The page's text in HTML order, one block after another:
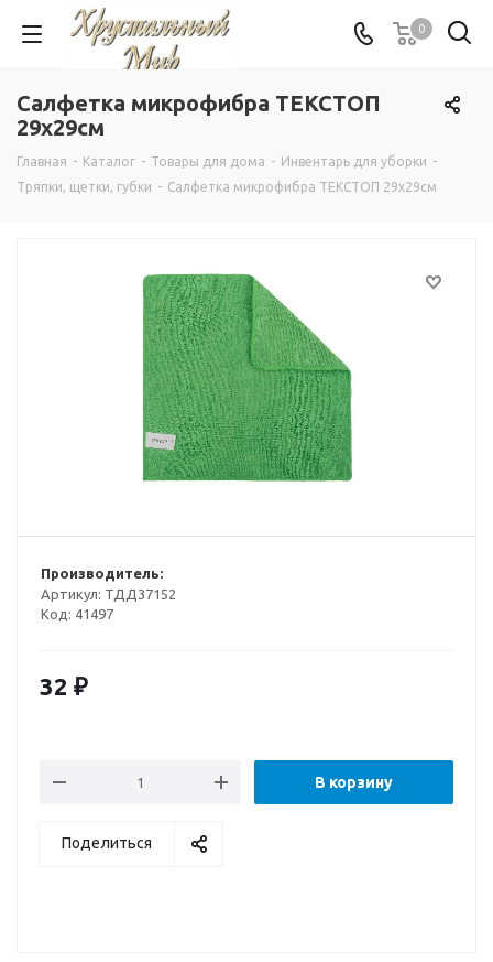
0
Салфетка микрофибра ТЕКСТОП
29х29см
Главная - Каталог - Товары для дома - Инвентарь для уборки -
Тряпки, щетки, губки - Салфетка микрофибра ТЕКСТОП 29х29см
Производитель:
Артикул: ТДД37152
Код: 41497
32 ₽
В корзину
Поделиться